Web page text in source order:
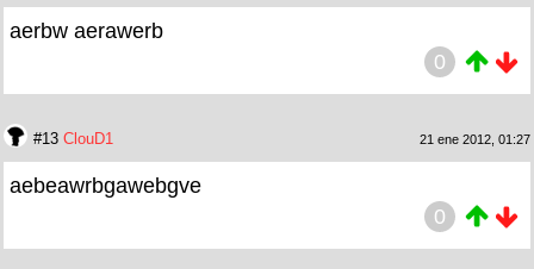
aerbw aerawerb
0
#13 ClouD1 21 ene 2012, 01:27
aebeawrbgawebgve
0